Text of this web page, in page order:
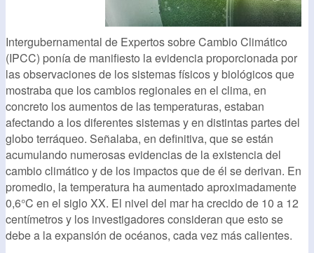
Intergubernamental de Expertos sobre Cambio Climático
(IPCC) ponía de manifiesto la evidencia proporcionada por
las observaciones de los sistemas físicos y biológicos que
mostraba que los cambios regionales en el clima, en
concreto los aumentos de las temperaturas, estaban
afectando a los diferentes sistemas y en distintas partes del
globo terráqueo. Señalaba, en definitiva, que se están
acumulando numerosas evidencias de la existencia del
cambio climático y de los impactos que de él se derivan. En
promedio, la temperatura ha aumentado aproximadamente
0,6°C en el siglo XX. El nivel del mar ha crecido de 10 a 12
centímetros y los investigadores consideran que esto se
debe a la expansión de océanos, cada vez más calientes.